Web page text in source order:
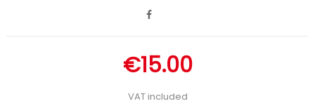
€15.00
VAT included